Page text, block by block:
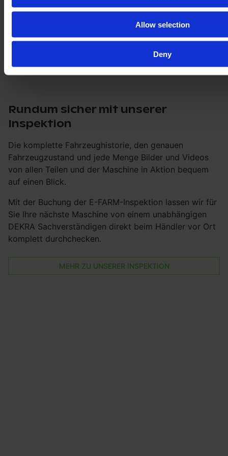
Allow selection
Deny
Rundum sicher mit unserer
Inspektion
Die komplette Fahrzeughistorie, den genauen
Fahrzeugzustand und jede Menge Bilder und Videos
von allen Teilen und der Maschine in Aktion bequem
auf einen Blick.
Mit der Buchung der E-FARM-Inspektion lassen wir für
Sie Ihre nächste Maschine von einem unabhängigen
DEKRA Sachverständigen direkt beim Händler vor Ort
komplett durchchecken.
MEHR ZU UNSERER INSPEKTION